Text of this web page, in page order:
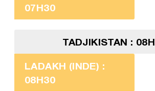
07H30
TADJIKISTAN :
LADAKH (INDE) :
08H30